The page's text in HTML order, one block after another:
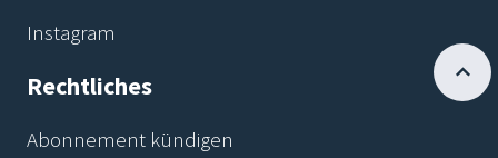
Instagram
Rechtliches
Abonnement kündigen